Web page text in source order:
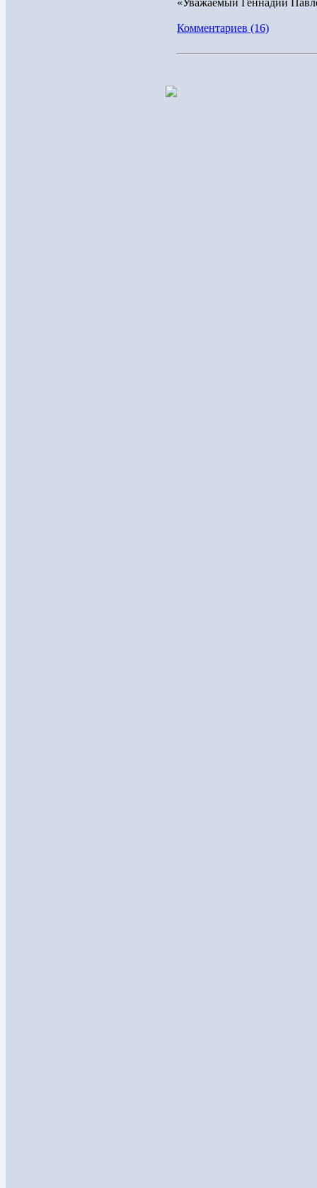
«Уважаемый Геннадий
Комментариев (16)